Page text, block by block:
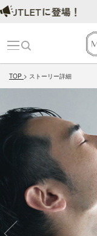
TOP ストーリー詳細
に登場！